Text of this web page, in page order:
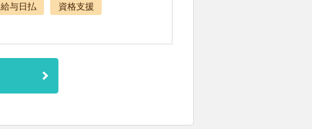
給与日払
資格支援